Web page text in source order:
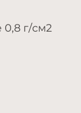
0,8 г/см2